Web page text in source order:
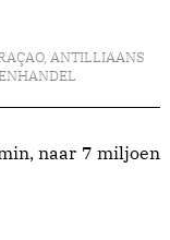
, ANTILLIAANS